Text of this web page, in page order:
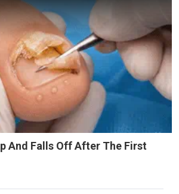
And Falls Off After The First